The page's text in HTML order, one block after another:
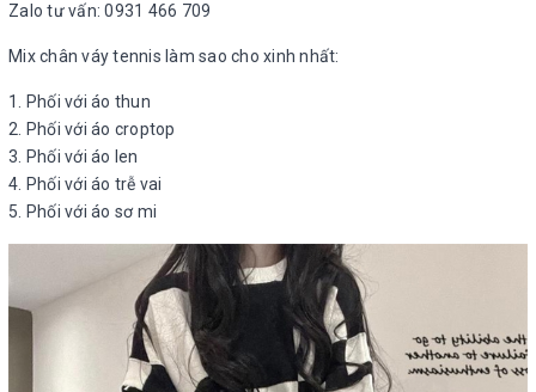
Zalo tư vấn: 0931 466 709
Mix chân váy tennis làm sao cho xinh nhất:
1. Phối với áo thun
2. Phối với áo croptop
3. Phối với áo len
4. Phối với áo trễ vai
5. Phối với áo sơ mi